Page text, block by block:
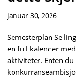
januar 30, 2026
Semesterplan
en full kalender
aktiviteter. Enten